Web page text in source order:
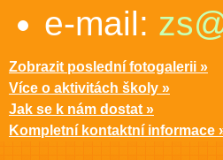
e-mail:
Zobrazit poslední fotogalerii »
Více o aktivitách školy »
Jak se k nám dostat »
Kompletní kontaktní informace